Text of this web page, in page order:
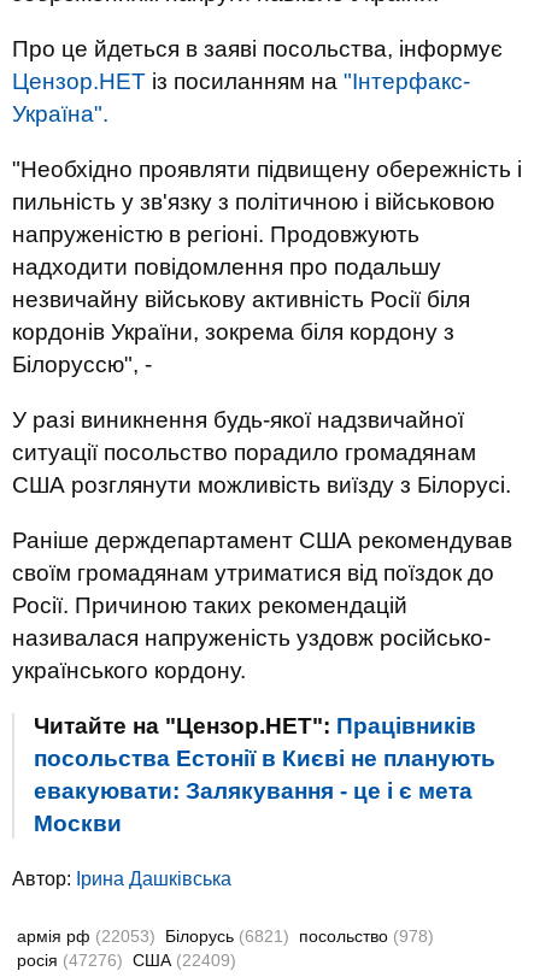
Про це йдеться в заяві посольства, інформує
Цензор.НЕТ із посиланням на "Інтерфакс-
Україна".
"Необхідно проявляти підвищену обережність і
пильність у зв'язку з політичною і військовою
напруженістю в регіоні. Продовжують
надходити повідомлення про подальшу
незвичайну військову активність Росії біля
кордонів України, зокрема біля кордону з
Білоруссю", -
У разі виникнення будь-якої надзвичайної
ситуації посольство порадило громадянам
США розглянути можливість виїзду з Білорусі.
Раніше держдепартамент США рекомендував
своїм громадянам утриматися від поїздок до
Росії. Причиною таких рекомендацій
називалася напруженість уздовж російсько-
українського кордону.
Читайте на "Цензор.НЕТ": Працівників
посольства Естонії в Києві не планують
евакуювати: Залякування - це і є мета
Москви
Автор: Ірина Дашківська
армія рф (22053) Білорусь (6821) посольство (978)
росія (47276) США (22409)